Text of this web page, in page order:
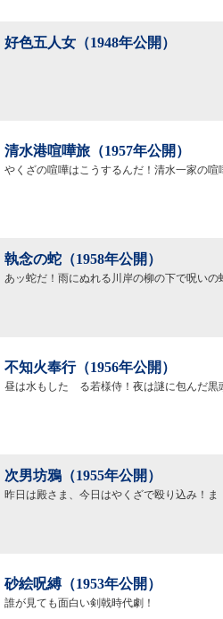
好色五人女（1948年公開）
清水港喧嘩旅（1957年公開）
やくざの喧嘩はこうするんだ！清水一家の
執念の蛇（1958年公開）
あッ蛇だ！雨にぬれる川岸の柳の下で呪い
不知火奉行（1956年公開）
昼は水もしたゝる若様侍！夜は謎に包んだ
次男坊鴉（1955年公開）
昨日は殿さま、今日はやくざで殴り込み！
砂絵呪縛（1953年公開）
誰が見ても面白い剣戟時代劇！